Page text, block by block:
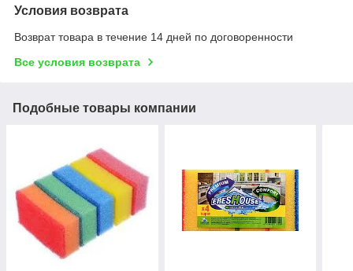
Условия возврата
Возврат товара в течение 14 дней по договоренности
Все условия возврата
Подобные товары компании